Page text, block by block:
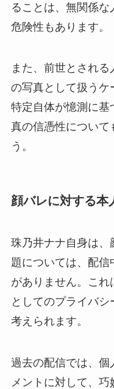
ることは、無関係
危険性もあります。
また、前世とされ
の写真として扱う
特定自体が憶測に基
真の信憑性について
う。
顔バレに対する本
珠乃井ナナ自身は
題については、配信
がありません。こ
としてのプライバ
考えられます。
過去の配信では、個
メントに対して、